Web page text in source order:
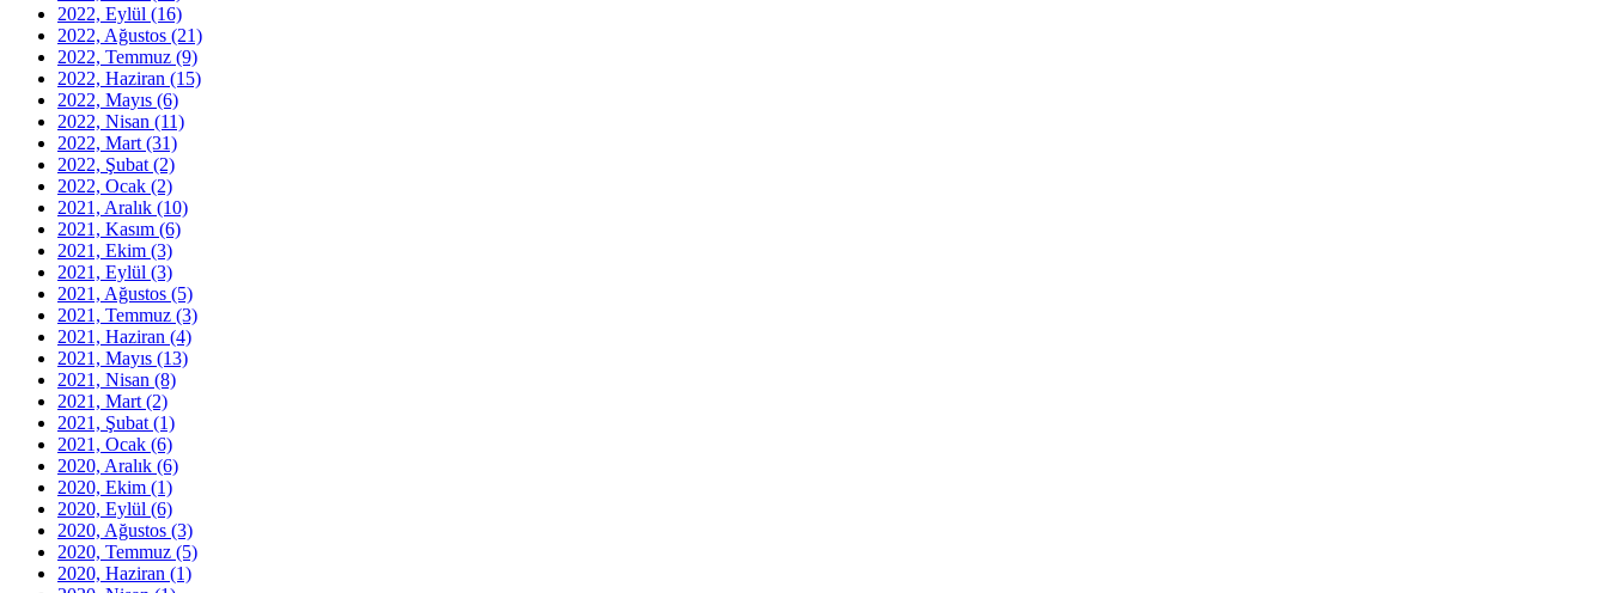
2022, Eylül (16)
2022, Ağustos (21)
2022, Temmuz (9)
2022, Haziran (15)
2022, Mayıs (6)
2022, Nisan (11)
2022, Mart (31)
2022, Şubat (2)
2022, Ocak (2)
2021, Aralık (10)
2021, Kasım (6)
2021, Ekim (3)
2021, Eylül (3)
2021, Ağustos (5)
2021, Temmuz (3)
2021, Haziran (4)
2021, Mayıs (13)
2021, Nisan (8)
2021, Mart (2)
2021, Şubat (1)
2021, Ocak (6)
2020, Aralık (6)
2020, Ekim (1)
2020, Eylül (6)
2020, Ağustos (3)
2020, Temmuz (5)
2020, Haziran (1)